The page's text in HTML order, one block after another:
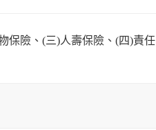
保險、(三)人壽保險、(四)責任